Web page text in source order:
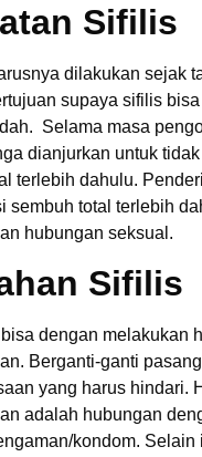
Sifilis
dilakukan sejak
supaya sifilis
Selama masa
dianjurkan untuk
terlebih dahulu.
sembuh total terlebih
hubungan seksual.
Sifilis
dengan melakukan
Berganti-ganti
yang harus hindari.
adalah hubungan
kondom. Selain